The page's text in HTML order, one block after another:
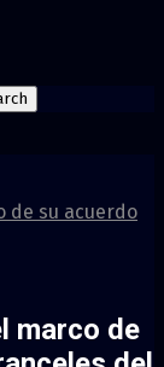
de su acuerdo
marco de